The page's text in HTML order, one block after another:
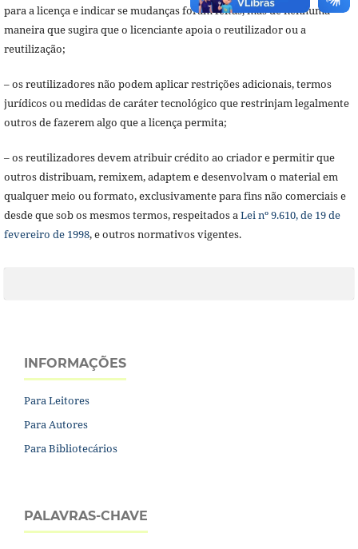
para a licença e indicar se mudanças foram feitas, mas de nenhuma
maneira que sugira que o licenciante apoia o reutilizador ou a
reutilização;
– os reutilizadores não podem aplicar restrições adicionais, termos
jurídicos ou medidas de caráter tecnológico que restrinjam legalmente
outros de fazerem algo que a licença permita;
– os reutilizadores devem atribuir crédito ao criador e permitir que
outros distribuam, remixem, adaptem e desenvolvam o material em
qualquer meio ou formato, exclusivamente para fins não comerciais e
desde que sob os mesmos termos, respeitados aLei nº 9.610, de 19 de
fevereiro de 1998, e outros normativos vigentes.
INFORMAÇÕES
Para Leitores
Para Autores
Para Bibliotecários
PALAVRAS-CHAVE